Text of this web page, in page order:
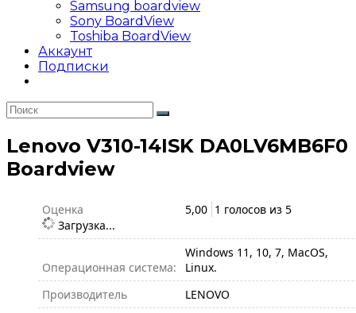
Samsung boardview
Sony BoardView
Toshiba BoardView
Аккаунт
Подписки
Lenovo V310-14ISK DA0LV6MB6F0
Boardview
Оценка 5,00 1 голосов из5
Загрузка...
Операционная система:
Windows 11, 10, 7, MacOS,
Linux.
Производитель
LENOVO